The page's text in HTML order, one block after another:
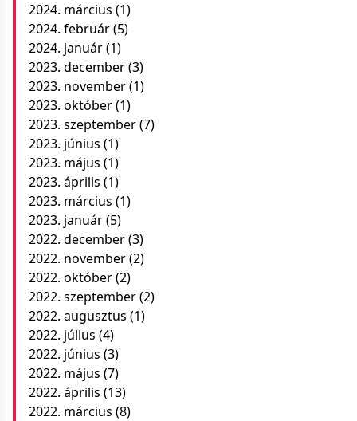
2024. március (1)
2024. február(5)
2024. január(1)
2023. december(3)
2023. november(1)
2023. október(1)
2023. szeptember(7)
2023. június (1)
2023. május (1)
2023. április (1)
2023. március (1)
2023. január(5)
2022. december(3)
2022. november(2)
2022. október(2)
2022. szeptember(2)
2022. augusztus (1)
2022. július (4)
2022. június (3)
2022. május (7)
2022. április (13)
2022. március (8)